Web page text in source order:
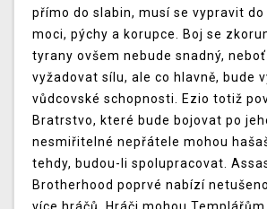
přímo do slabin, musí se vypravit
moci, pýchy a korupce. Boj se
tyrany ovšem nebude snadný,
vyžadovat sílu, ale co hlavně, bude
vůdcovské schopnosti. Ezio totiž
Bratrstvo, které bude bojovat po
nesmiřitelné nepřátele mohou
tehdy, budou-li spolupracovat.
Brotherhood poprvé nabízí